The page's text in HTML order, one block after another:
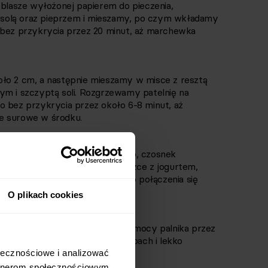
O plikach cookies
i analizować
wyłożonej papierem do pieczenia,
oraz pieprzem i mieszamy, po czym wkładamy
przykrycia przez 20 minut, aż marchewka
2 cm, a następnie mieszamy w misce z resztą
i szczyptą soli. Rozgrzewamy patelnię na
bez przykrycia przez około 6-8 minut, aż
surowe w środku.
siekamy bardzo drobno, czosnek
łączymy te składniki w miseczce z jogurtem,
i mieszamy energicznie do połączenia się
prażymy migdały na małej mocy palnika przez
nimi, aż poczujemy ich zapach i lekko